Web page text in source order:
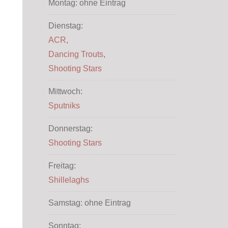
Montag: ohne Eintrag
Dienstag:
ACR,
Dancing Trouts,
Shooting Stars
Mittwoch:
Sputniks
Donnerstag:
Shooting Stars
Freitag:
Shillelaghs
Samstag: ohne Eintrag
Sonntag: